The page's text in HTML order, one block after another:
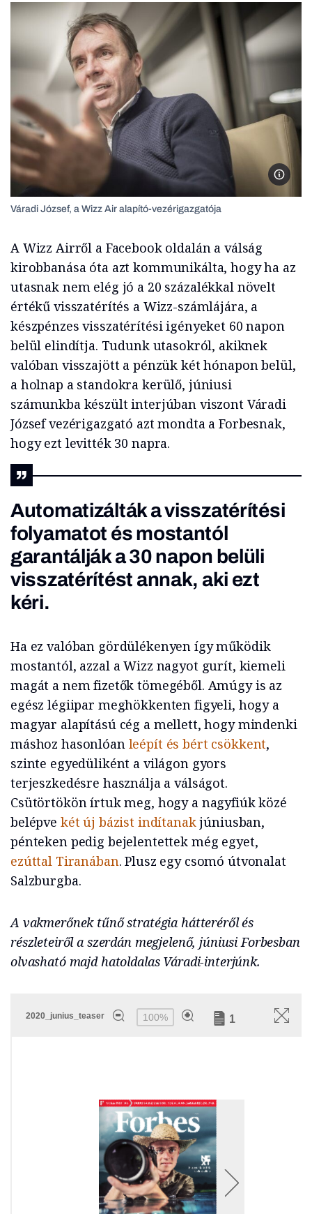
Váradi
Váradi József, a Wizz Air alapító-vezérigazgatója
A Wizz Airről a Facebook oldalán a válság
kirobbanása óta azt kommunikálta, hogy ha az
utasnak nem elég jó a 20 százalékkal növelt
értékű visszatérítés a Wizz-számlájára, a
készpénzes visszatérítési igényeket 60 napon
belül elindítja. Tudunk utasokról, akiknek
valóban visszajött a pénzük két hónapon belül,
a holnap a standokra kerülő, júniusi
számunkba készült interjúban viszont Váradi
József vezérigazgató azt mondta a Forbesnak,
hogy ezt levitték 30 napra.
Automatizálták a visszatérítési
folyamatot és mostantól
garantálják a 30 napon belüli
visszatérítést annak, aki ezt
kéri.
Ha ez valóban gördülékenyen így működik
mostantól, azzal a Wizz nagyot gurít, kiemeli
magát a nem fizetők tömegéből. Amúgy is az
egész légiipar meghökkenten figyeli, hogy a
magyar alapítású cég a mellett, hogy mindenki
máshoz hasonlóan leépít és bért csökkent,
szinte egyedüliként a világon gyors
terjeszkedésre használja a válságot.
Csütörtökön írtuk meg, hogy a nagyfiúk közé
belépve két új bázist indítanak júniusban,
pénteken pedig bejelentettek még egyet,
ezúttal Tiranában. Plusz egy csomó útvonalat
Salzburgba.
A vakmerőnek tűnő stratégia hátteréről és
részleteiről a szerdán megjelenő, júniusi Forbesban
olvasható majd hatoldalas Váradi-interjúnk.